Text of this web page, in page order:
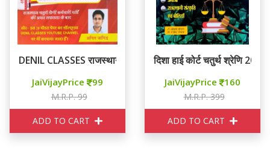
DENIL CLASSES राजस्थान हाई कोर्ट TOP 10 MODEL PAPERS
JaiVijayPrice 99
M.R.P. 99
ADD TO CART
दिशा हाई कोर्ट चतुर्थ श्रेणि 20-20
JaiVijayPrice 160
M.R.P. 399
ADD TO CART